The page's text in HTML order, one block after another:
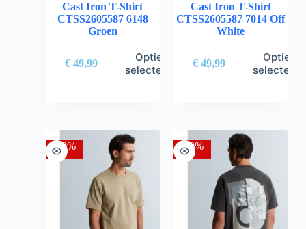
Cast Iron T-Shirt
CTSS2605587 6148
Groen
€49,99
Opties
selecteren
Cast Iron T-Shirt
CTSS2605587 7014 Off
White
€49,99
Opties
selecteren
-30% -30%